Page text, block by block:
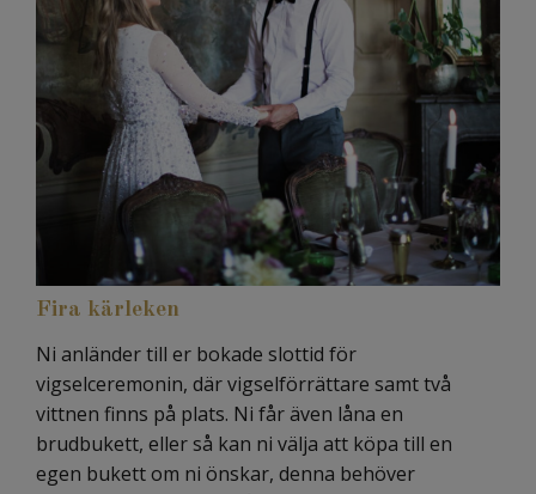
Fira kärleken
Ni anländer till er bokade slottid för
vigselceremonin, där vigselförrättare samt två
vittnen finns på plats. Ni får även låna en
brudbukett, eller så kan ni välja att köpa till en
egen bukett om ni önskar, denna behöver